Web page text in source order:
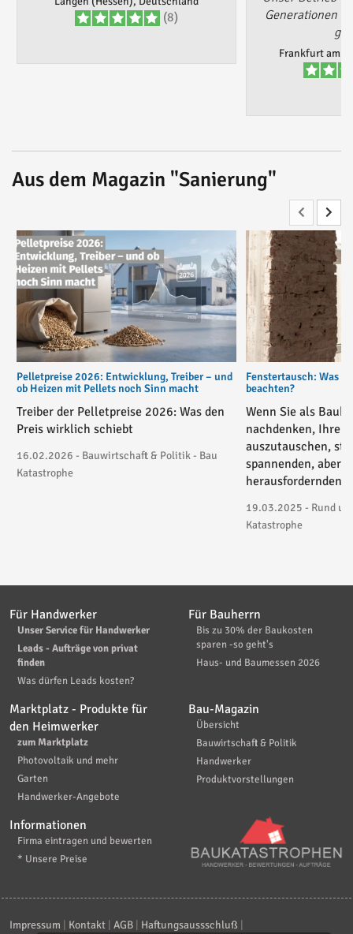
(8)
Generationen
Frankfurt am
Aus dem Magazin "Sanierung"
Pelletpreise 2026: Entwicklung, Treiber – und
ob Heizen mit Pellets noch Sinn macht
Treiber der Pelletpreise 2026: Was den
Preis wirklich schiebt
16.02.2026 - Bauwirtschaft & Politik - Bau
Katastrophe
Fenstertausch: Was
beachten?
Wenn Sie als
nachdenken, Ihre
auszutauschen,
spannenden, aber
herausfordernden
19.03.2025 - Rund
Katastrophe
Für Handwerker
Unser Service für Handwerker
Leads - Aufträge von privat
finden
Was dürfen Leads kosten?
Für Bauherrn
Bis zu 30% der Baukosten
sparen -so geht's
Haus- und Baumessen 2026
Marktplatz - Produkte für
den Heimwerker
zum Marktplatz
Photovoltaik und mehr
Garten
Handwerker-Angebote
Bau-Magazin
Übersicht
Bauwirtschaft & Politik
Handwerker
Produktvorstellungen
Informationen
Firma eintragen und bewerten
* Unsere Preise
Impressum Kontakt AGB Haftungsaussschluß